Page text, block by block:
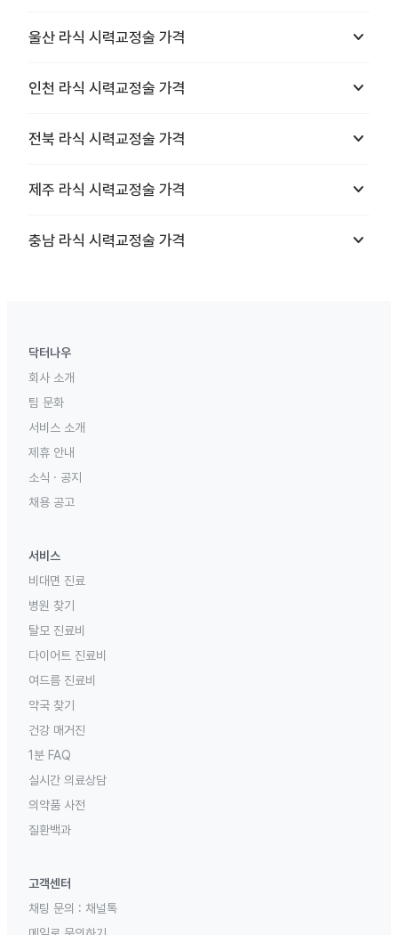
울산 라식 시력교정술 가격 keyboard_arrow_down
인천 라식 시력교정술 가격 keyboard_arrow_down
전북 라식 시력교정술 가격 keyboard_arrow_down
제주 라식 시력교정술 가격 keyboard_arrow_down
충남 라식 시력교정술 가격 keyboard_arrow_down
닥터나우
회사 소개
팀 문화
서비스 소개
제휴 안내
소식 · 공지
채용 공고
서비스
비대면 진료
병원 찾기
탈모 진료비
다이어트 진료비
여드름 진료비
약국 찾기
건강 매거진
1분 FAQ
실시간 의료상담
의약품 사전
질환백과
고객센터
채팅 문의 : 채널톡